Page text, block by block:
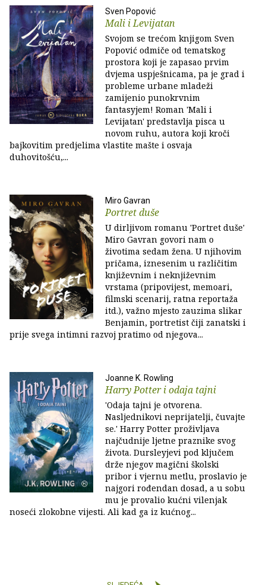
Sven Popović
Mali i Levijatan
Svojom se trećom knjigom Sven
Popović odmiče od tematskog
prostora koji je zapasao prvim
dvjema uspješnicama, pa je grad i
probleme urbane mladeži
zamijenio punokrvnim
fantasyjem! Roman 'Mali i
Levijatan' predstavlja pisca u
novom ruhu, autora koji kroči
bajkovitim predjelima vlastite mašte i osvaja
duhovitošću,...
Miro Gavran
Portret duše
U dirljivom romanu 'Portret duše'
Miro Gavran govori nam o
životima sedam žena. U njihovim
pričama, iznesenim u različitim
književnim i neknjiževnim
vrstama (pripovijest, memoari,
filmski scenarij, ratna reportaža
itd.), važno mjesto zauzima slikar
Benjamin, portretist čiji zanatski i
prije svega intimni razvoj pratimo od njegova...
Joanne K. Rowling
Harry Potter i odaja tajni
'Odaja tajni je otvorena.
Nasljednikovi neprijatelji, čuvajte
se.' Harry Potter proživljava
najčudnije ljetne praznike svog
života. Dursleyjevi pod ključem
drže njegov magični školski
pribor i vjernu metlu, proslavio je
najgori rođendan dosad, a u sobu
mu je provalio kućni vilenjak
noseći zlokobne vijesti. Ali kad ga iz kućnog...